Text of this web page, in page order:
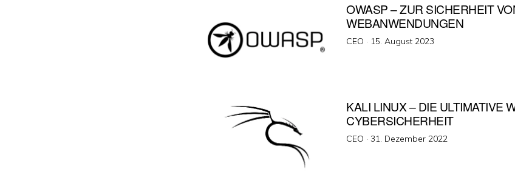
OWASP – ZUR SICHERHEIT
WEBANWENDUNGEN
CEO · Veröffentlicht
15. August 2023
KALI LINUX – DIE ULTIMATIVE
CYBERSICHERHEIT
CEO ·Veröffentlicht
31. Dezember 2022